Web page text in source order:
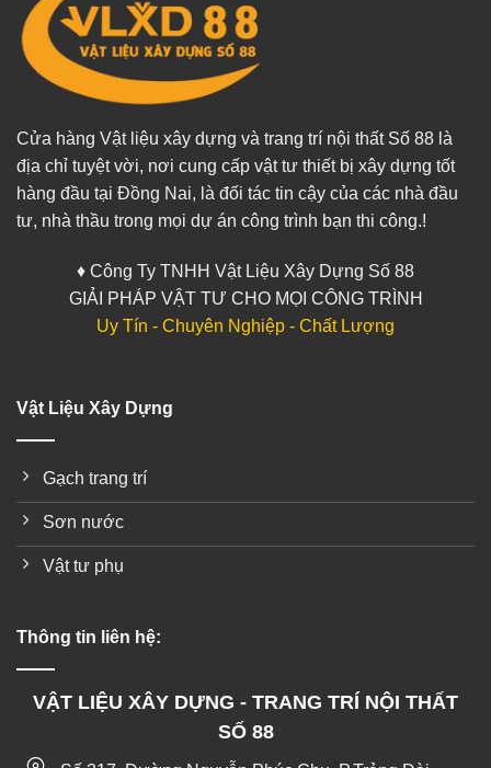
Cửa hàng Vật liệu xây dựng và trang trí nội thất Số 88 là
địa chỉ tuyệt vời, nơi cung cấp vật tư thiết bị xây dựng tốt
hàng đầu tại Đồng Nai, là đối tác tin cậy của các nhà đầu
tư, nhà thầu trong mọi dự án công trình bạn thi công.!
♦ Công Ty TNHH Vật Liệu Xây Dựng Số 88
GIẢI PHÁP VẬT TƯ CHO MỌI CÔNG TRÌNH
Uy Tín - Chuyên Nghiệp - Chất Lượng
Vật Liệu Xây Dựng
Gạch trang trí
Sơn nước
Vật tư phụ
Thông tin liên hệ:
VẬT LIỆU XÂY DỰNG - TRANG TRÍ NỘI THẤT
SỐ 88